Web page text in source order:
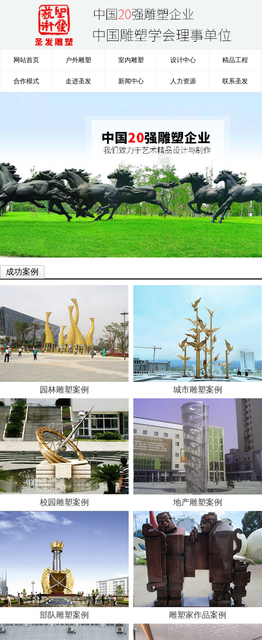
网站首页 户外雕塑 室内雕塑 设计中心 精品工程
合作模式 走进圣发 新闻中心 人力资源 联系圣发
成功案例
园林雕塑案例
校园雕塑案例
部队雕塑案例
城市雕塑案例
地产雕塑案例
雕塑家作品案例